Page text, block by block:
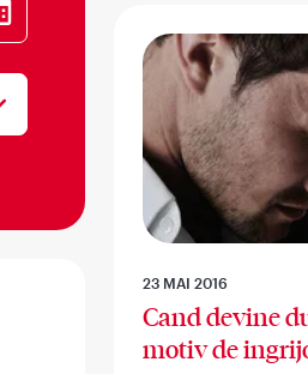
23 MAI 2016
Cand devine
motiv de